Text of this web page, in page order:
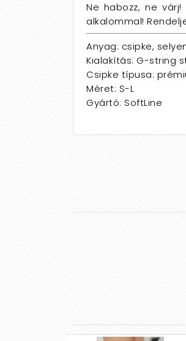
Ne habozz, ne
alkalommal!
Anyag: csipke,
Kialakítás: G-string
Csipke típusa:
Méret: S-L
Gyártó: SoftLine